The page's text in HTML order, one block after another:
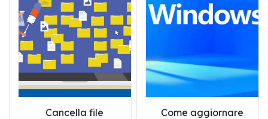
Cancella file
Come aggiornare